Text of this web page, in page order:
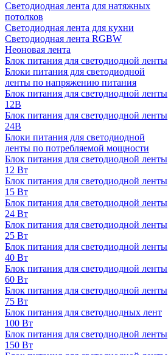
Светодиодная лента для натяжных
потолков
Светодиодная лента для кухни
Светодиодная лента RGBW
Неоновая лента
Блок питания для светодиодной ленты
Блоки питания для светодиодной
ленты по напряжению питания
Блок питания для светодиодной ленты
12В
Блок питания для светодиодной ленты
24В
Блоки питания для светодиодной
ленты по потребляемой мощности
Блок питания для светодиодной ленты
12 Вт
Блок питания для светодиодной ленты
15 Вт
Блок питания для светодиодной ленты
24 Вт
Блок питания для светодиодной ленты
25 Вт
Блок питания для светодиодной ленты
40 Вт
Блок питания для светодиодной ленты
60 Вт
Блок питания для светодиодной ленты
75 Вт
Блок питания для светодиодных лент
100 Вт
Блок питания для светодиодной ленты
150 Вт